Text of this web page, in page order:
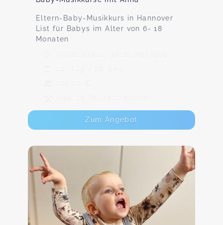
Eltern-Baby-Musikkurs in Hannover
List für Babys im Alter von 6- 18
Monaten
Voßstraße 11, 30161 Hannover
10. Aug - 28. Sep
120,00 €
Max. 10 TeilnehmerInnen
Zum Angebot